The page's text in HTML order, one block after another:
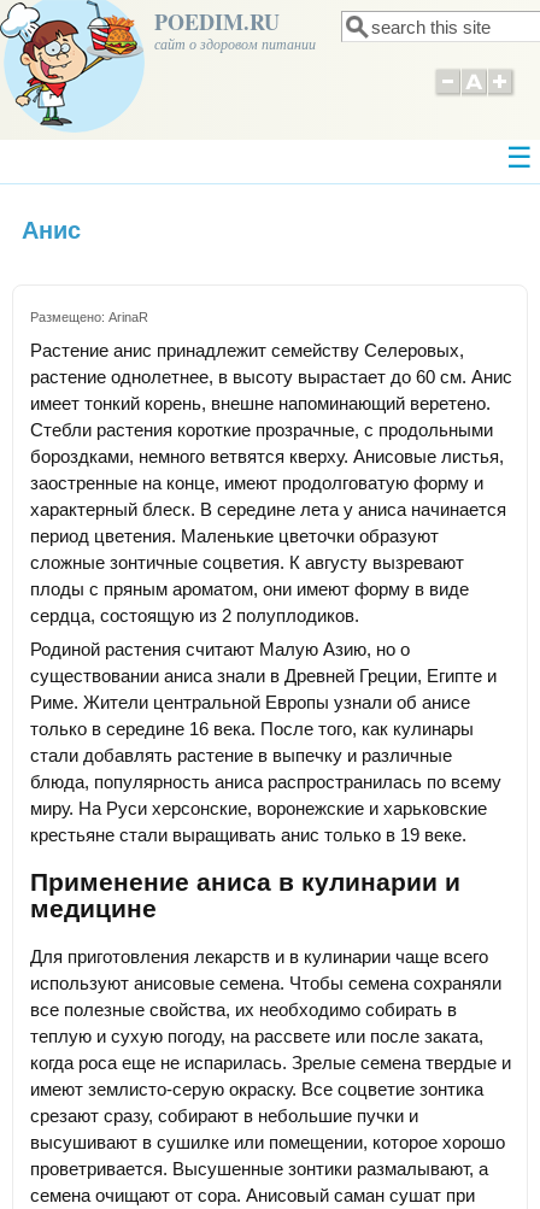
POEDIM.RU
сайт о здоровом питании Форма поиска
Поиск
Анис
Размещено: ArinaR
Растение анис принадлежит семейству Селеровых,
растение однолетнее, в высоту вырастает до 60 см. Анис
имеет тонкий корень, внешне напоминающий веретено.
Стебли растения короткие прозрачные, с продольными
бороздками, немного ветвятся кверху. Анисовые листья,
заостренные на конце, имеют продолговатую форму и
характерный блеск. В середине лета у аниса начинается
период цветения. Маленькие цветочки образуют
сложные зонтичные соцветия. К августу вызревают
плоды с пряным ароматом, они имеют форму в виде
сердца, состоящую из 2 полуплодиков.
Родиной растения считают Малую Азию, но о
существовании аниса знали в Древней Греции, Египте и
Риме. Жители центральной Европы узнали об анисе
только в середине 16 века. После того, как кулинары
стали добавлять растение в выпечку и различные
блюда, популярность аниса распространилась по всему
миру. На Руси херсонские, воронежские и харьковские
крестьяне стали выращивать анис только в 19 веке.
Применение аниса в кулинарии и
медицине
Для приготовления лекарств и в кулинарии чаще всего
используют анисовые семена. Чтобы семена сохраняли
все полезные свойства, их необходимо собирать в
теплую и сухую погоду, на рассвете или после заката,
когда роса еще не испарилась. Зрелые семена твердые и
имеют землисто-серую окраску. Все соцветие зонтика
срезают сразу, собирают в небольшие пучки и
высушивают в сушилке или помещении, которое хорошо
проветривается. Высушенные зонтики размалывают, а
семена очищают от сора. Анисовый саман сушат при